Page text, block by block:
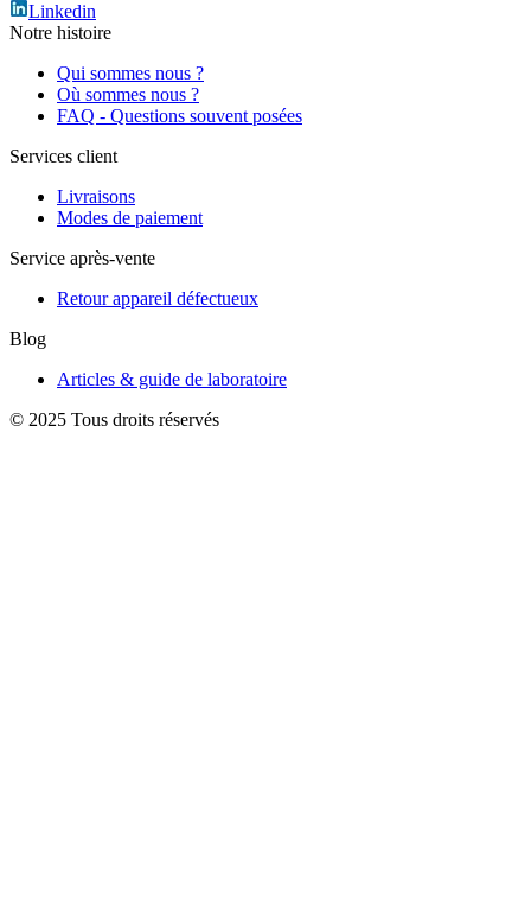
Linkedin
Notre histoire
Qui sommes nous ?
Où sommes nous ?
FAQ - Questions souvent posées
Services client
Livraisons
Modes de paiement
Service après-vente
Retour appareil défectueux
Blog
Articles & guide de laboratoire
© 2025 Tous droits réservés